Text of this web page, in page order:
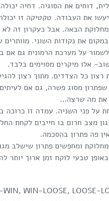
דוחים את הסוגיה. דחיה יכולה
את העבודה. טקטיקה זו
הבאה. אבל כעקרון זה לא
את נקודות השוני.
על מערכת הרמונית גם אם
אלו מיקרים מסוימים בלבד.
כל הצדדים. מתוך רצון
מסוג פשרה, גם אם
על פני השניה. עמדה זו
מצב חרום בו חייבים לקחת
פה פתרון בהסכמה.
ומחפשים פתרון שישלב
טבעי לוקח זמן ארוך יותר